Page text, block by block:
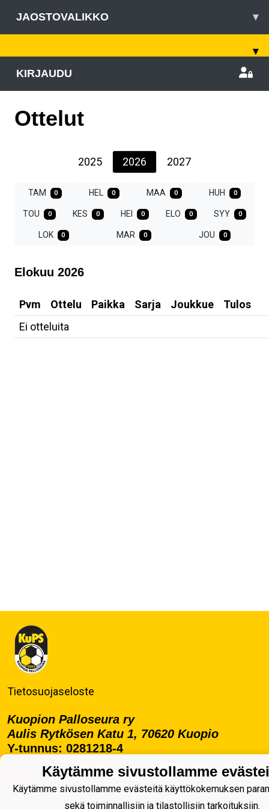
JAOSTOVALIKKO ▾
▾
KIRJAUDU
Ottelut
2025 2026 2027
TAM 0 HEL 0 MAA 0 HUH 0
TOU 0 KES 0 HEI 0 ELO 0 SYY 0
LOK 0 MAR 0 JOU 0
Elokuu 2026
Pvm Ottelu Paikka Sarja Joukkue
Tulos
Ei otteluita
Tietosuojaseloste
Kuopion Palloseura ry
Aulis Rytkösen Katu 1, 70620 Kuopio
Y-tunnus: 0281218-4
KuPS -Elämänmittainen tarina- Banzai
Käytämme sivustollamme
Käytämme sivustollamme evästeitä käyttökokemuksen
sekä toiminnallisiin ja tilastollisiin tarkoituksiin.